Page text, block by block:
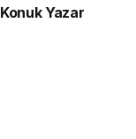
Konuk Yazar